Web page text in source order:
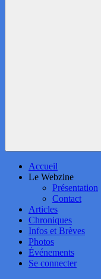
Accueil
Le Webzine
Présentation
Contact
Articles
Chroniques
Infos et Brèves
Photos
Événements
Se connecter